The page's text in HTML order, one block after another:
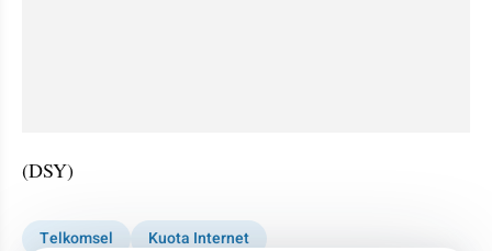
(DSY)
Telkomsel
Kuota Internet